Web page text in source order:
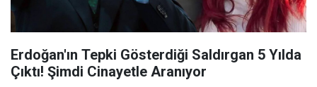
Erdoğan'ın Tepki Gösterdiği Saldırgan 5 Yılda
Çıktı! Şimdi Cinayetle Aranıyor